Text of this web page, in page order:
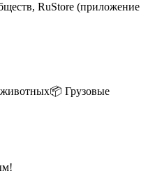
RuStore (приложение
животных📦 Грузовые